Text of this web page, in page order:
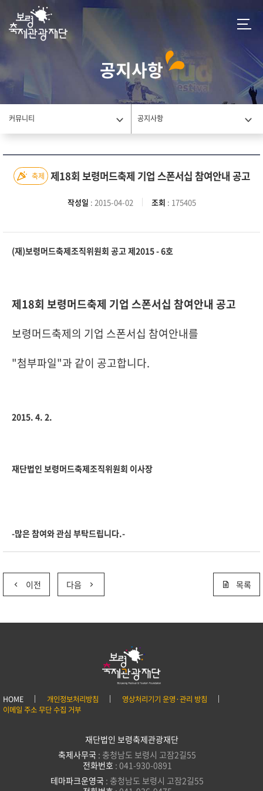
공지사항
커뮤니티 공지사항
축제 제18회 보령머드축제 기업 스폰서십 참여안내 공고
작성일 : 2015-04-02 조회 : 175405
(재)보령머드축제조직위원회 공고 제2015 - 6호
제18회 보령머드축제 기업 스폰서십 참여안내 공고
보령머드축제의 기업 스폰서십 참여안내를
"첨부파일"과 같이 공고합니다.
2015. 4. 2.
재단법인 보령머드축제조직위원회 이사장
-많은 참여와 관심 부탁드립니다.-
이전 다음 목록
HOME 개인정보처리방침
영상처리기기 운영·관리 방침
이메일 주소 무단 수집 거부
재단법인 보령축제관광재단
축제사무국 : 충청남도 보령시 고잠2길55
전화번호 : 041-930-0891
테마파크운영국 : 충청남도 보령시 고잠2길55